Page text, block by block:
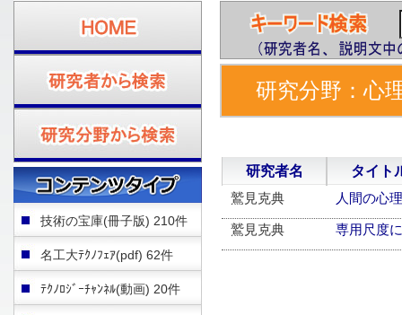
研究分野：心
研究者名
タイト
鷲見克典
人間の心
鷲見克典 専用尺度
技術の宝庫(冊子版) 210件
名工大ﾃｸﾉﾌｪｱ(pdf) 62件
ﾃｸﾉﾛｼﾞｰﾁｬﾝﾈﾙ(動画) 20件